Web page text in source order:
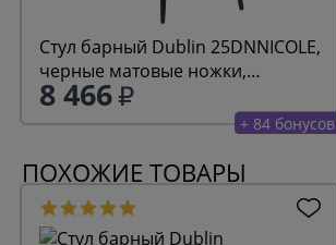
Стул барный Dublin 25DNNICOLE,
черные матовые ножки,
коричневая микрофибра (PK-03)
8 466
+ 84 бонусов
ПОХОЖИЕ ТОВАРЫ